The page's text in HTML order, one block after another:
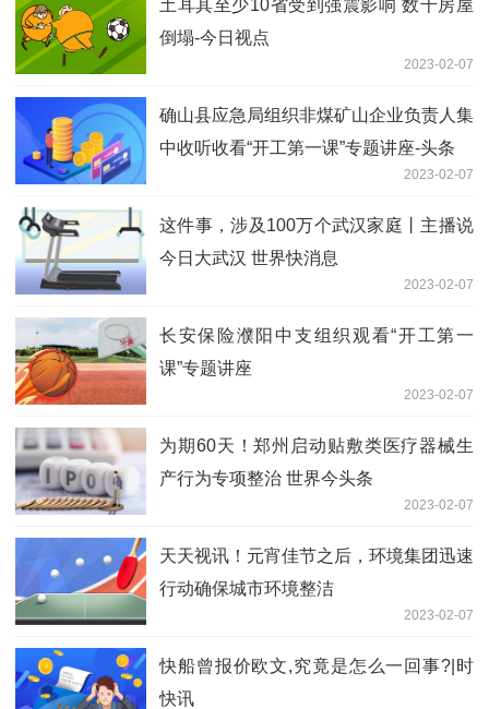
土耳其至少10省受到强震影响 数千房屋
倒塌-今日视点
2023-02-07
确山县应急局组织非煤矿山企业负责人集
中收听收看“开工第一课”专题讲座-头条
2023-02-07
这件事，涉及100万个武汉家庭丨主播说
今日大武汉 世界快消息
2023-02-07
长安保险濮阳中支组织观看“开工第一
课”专题讲座
2023-02-07
为期60天！郑州启动贴敷类医疗器械生
产行为专项整治 世界今头条
2023-02-07
天天视讯！元宵佳节之后，环境集团迅速
行动确保城市环境整洁
2023-02-07
快船曾报价欧文,究竟是怎么一回事?|时
快讯